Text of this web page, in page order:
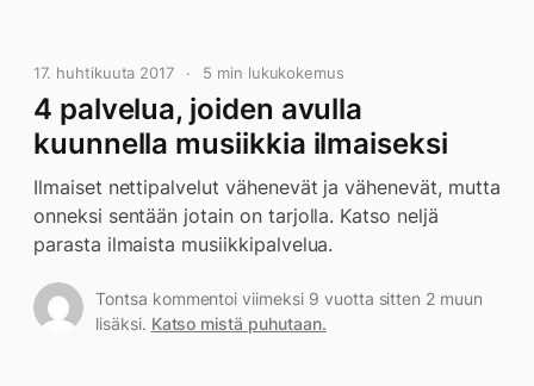
17. huhtikuuta 2017 5 min lukukokemus
4 palvelua, joiden avulla
kuunnella musiikkia ilmaiseksi
Ilmaiset nettipalvelut vähenevät ja vähenevät, mutta
onneksi sentään jotain on tarjolla. Katso neljä
parasta ilmaista musiikkipalvelua.
Tontsa kommentoi viimeksi 9 vuotta sitten 2 muun
lisäksi. Katso mistä puhutaan.